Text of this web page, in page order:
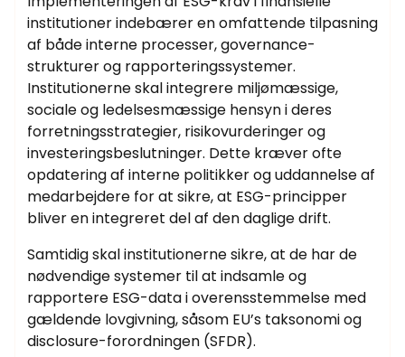
institutioner indebærer en omfattende tilpasning
af både interne processer, governance-
strukturer og rapporteringssystemer.
Institutionerne skal integrere miljømæssige,
sociale og ledelsesmæssige hensyn i deres
forretningsstrategier, risikovurderinger og
investeringsbeslutninger. Dette kræver ofte
opdatering af interne politikker og uddannelse af
medarbejdere for at sikre, at ESG-principper
bliver en integreret del af den daglige drift.
Samtidig skal institutionerne sikre, at de har de
nødvendige systemer til at indsamle og
rapportere ESG-data i overensstemmelse med
gældende lovgivning, såsom EU’s taksonomi og
disclosure-forordningen (SFDR).